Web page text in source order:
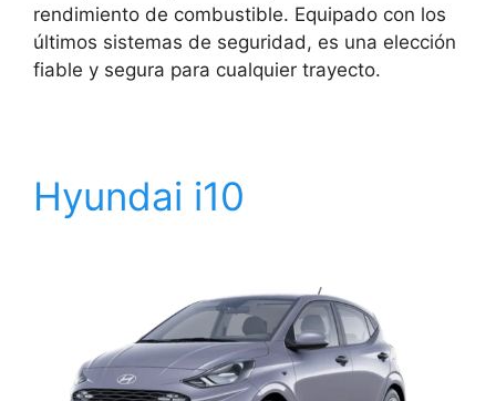
rendimiento de combustible. Equipado con los
últimos sistemas de seguridad, es una elección
fiable y segura para cualquier trayecto.
Hyundai i10